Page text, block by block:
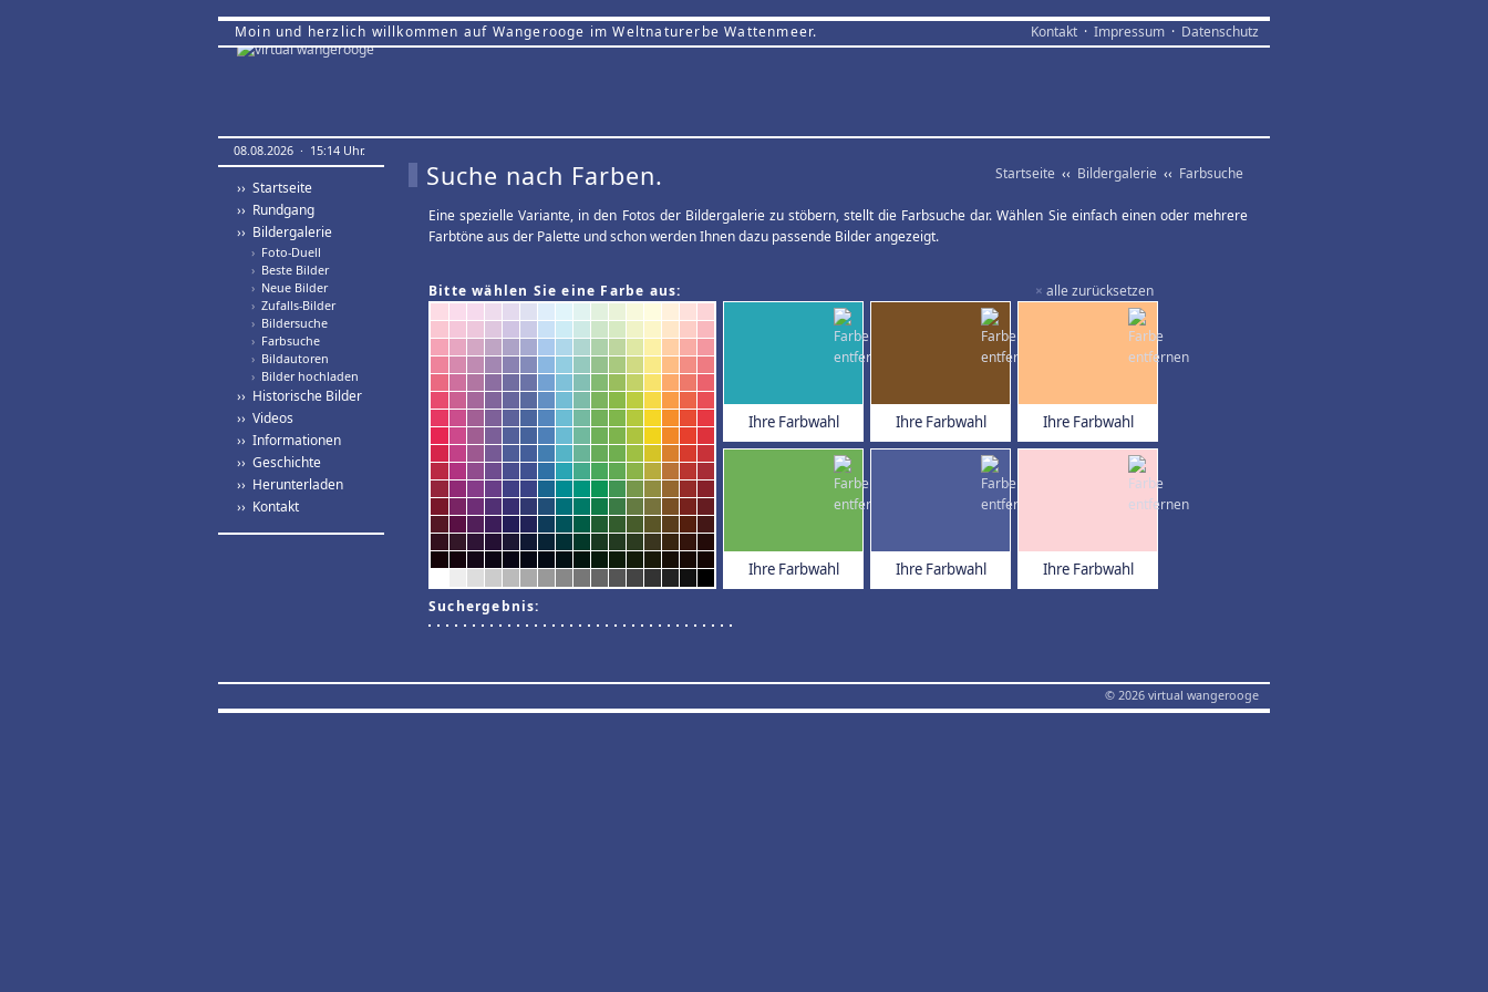
Moin und herzlich willkommen auf Wangerooge im Weltnaturerbe Wattenmeer. Kontakt · Impressum · Datenschutz
08.08.2026 · 15:14 Uhr.
›› Startseite
›› Rundgang
›› Bildergalerie
› Foto-Duell
› Beste Bilder
› Neue Bilder
› Zufalls-Bilder
› Bildersuche
› Farbsuche
› Bildautoren
› Bilder hochladen
›› Historische Bilder
›› Videos
›› Informationen
›› Geschichte
›› Herunterladen
›› Kontakt
Startseite ‹‹ Bildergalerie ‹‹ Farbsuche
Suche nach Farben.
Eine spezielle Variante, in den Fotos der Bildergalerie zu stöbern, stellt die Farbsuche dar. Wählen Sie einfach einen oder mehrere
Farbtöne aus der Palette und schon werden Ihnen dazu passende Bilder angezeigt.
× alle zurücksetzen
Bitte wählen Sie eine Farbe aus:
Ihre Farbwahl Ihre Farbwahl Ihre Farbwahl
Ihre Farbwahl Ihre Farbwahl Ihre Farbwahl
Suchergebnis:
© 2026 virtual wangerooge